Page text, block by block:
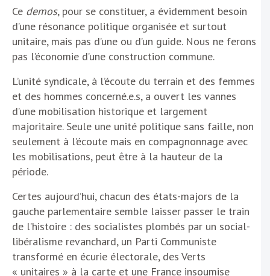
Ce demos, pour se constituer, a évidemment besoin
d’une résonance politique organisée et surtout
unitaire, mais pas d’une ou d’un guide. Nous ne ferons
pas l’économie d’une construction commune.
L’unité syndicale, à l’écoute du terrain et des femmes
et des hommes concerné.e.s, a ouvert les vannes
d’une mobilisation historique et largement
majoritaire. Seule une unité politique sans faille, non
seulement à l’écoute mais en compagnonnage avec
les mobilisations, peut être à la hauteur de la
période.
Certes aujourd’hui, chacun des états-majors de la
gauche parlementaire semble laisser passer le train
de l’histoire : des socialistes plombés par un social-
libéralisme revanchard, un Parti Communiste
transformé en écurie électorale, des Verts
« unitaires » à la carte et une France insoumise